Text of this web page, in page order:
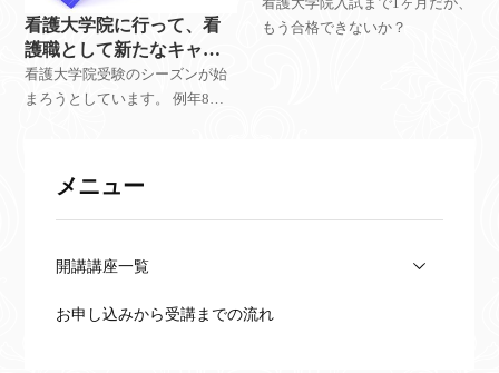
看護大学院に行って、看
護職として新たなキャリ
アパスを見つけません
か！？
看護大学院受験のシーズンが始
まろうとしています。 例年8月
少しでも看護大学院で勉強する
気持ち
もう合格できないか？
メニュー
開講講座一覧
お申し込みから受講までの流れ